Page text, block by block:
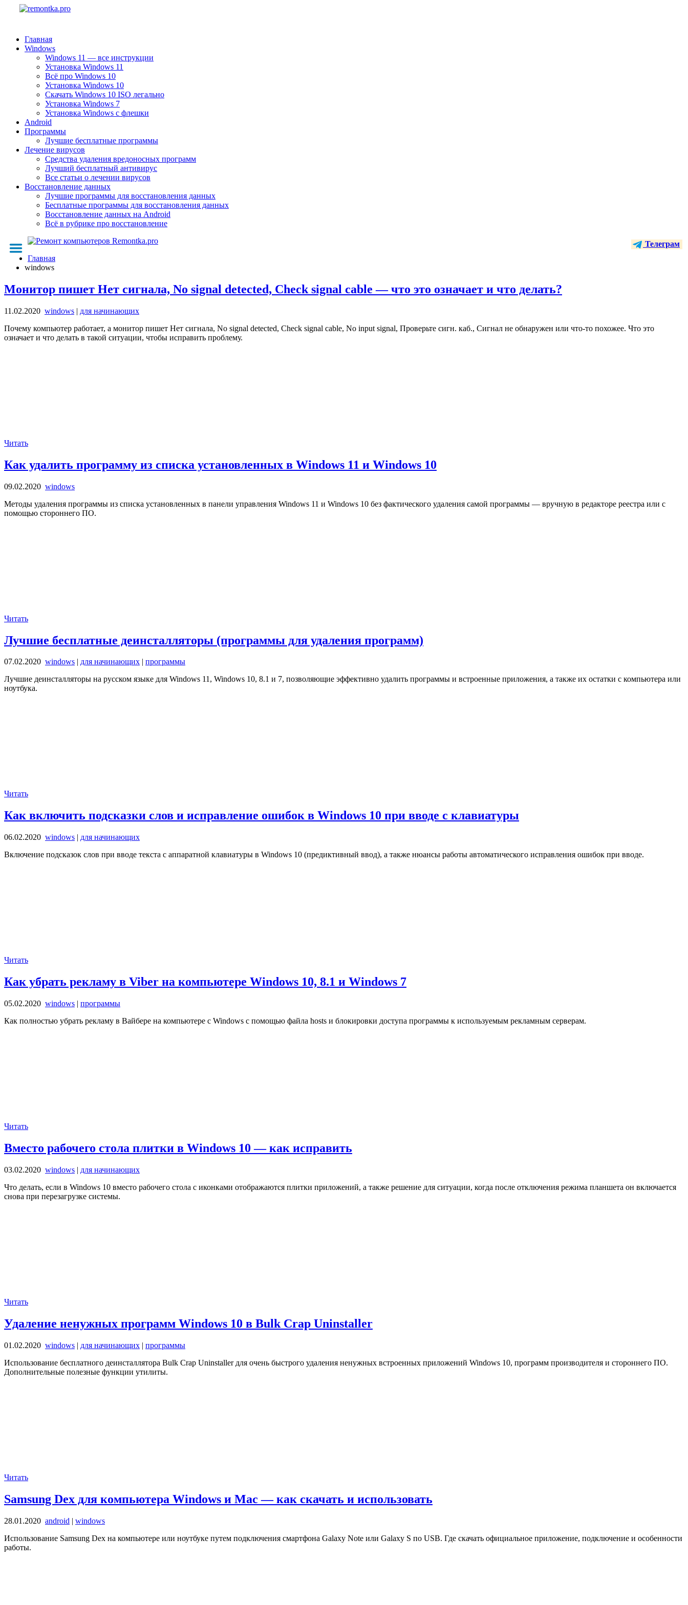
Главная
Windows
Windows 11 — все инструкции
Установка Windows 11
Всё про Windows 10
Установка Windows 10
Скачать Windows 10 ISO легально
Установка Windows 7
Установка Windows с флешки
Android
Программы
Лучшие бесплатные программы
Лечение вирусов
Средства удаления вредоносных программ
Лучший бесплатный антивирус
Все статьи о лечении вирусов
Восстановление данных
Лучшие программы для восстановления данных
Бесплатные программы для восстановления данных
Восстановление данных на Android
Всё в рубрике про восстановление
Телеграм
Главная
windows
Монитор пишет Нет сигнала, No signal detected, Check signal cable — что это означает и что делать?
11.02.2020 windows | для начинающих
Почему компьютер работает, а монитор пишет Нет сигнала, No signal detected, Check signal cable, No input signal, Проверьте сигн. каб., Сигнал не обнаружен или что-то похожее. Что это
означает и что делать в такой ситуации, чтобы исправить проблему.
Читать
Как удалить программу из списка установленных в Windows 11 и Windows 10
09.02.2020 windows
Методы удаления программы из списка установленных в панели управления Windows 11 и Windows 10 без фактического удаления самой программы — вручную в редакторе реестра или с
помощью стороннего ПО.
Читать
Лучшие бесплатные деинсталляторы (программы для удаления программ)
07.02.2020 windows | для начинающих | программы
Лучшие деинсталляторы на русском языке для Windows 11, Windows 10, 8.1 и 7, позволяющие эффективно удалить программы и встроенные приложения, а также их остатки с компьютера или
ноутбука.
Читать
Как включить подсказки слов и исправление ошибок в Windows 10 при вводе с клавиатуры
06.02.2020 windows | для начинающих
Включение подсказок слов при вводе текста с аппаратной клавиатуры в Windows 10 (предиктивный ввод), а также нюансы работы автоматического исправления ошибок при вводе.
Читать
Как убрать рекламу в Viber на компьютере Windows 10, 8.1 и Windows 7
05.02.2020 windows | программы
Как полностью убрать рекламу в Вайбере на компьютере с Windows с помощью файла hosts и блокировки доступа программы к используемым рекламным серверам.
Читать
Вместо рабочего стола плитки в Windows 10 — как исправить
03.02.2020 windows | для начинающих
Что делать, если в Windows 10 вместо рабочего стола с иконками отображаются плитки приложений, а также решение для ситуации, когда после отключения режима планшета он включается
снова при перезагрузке системы.
Читать
Удаление ненужных программ Windows 10 в Bulk Crap Uninstaller
01.02.2020 windows | для начинающих | программы
Использование бесплатного деинсталлятора Bulk Crap Uninstaller для очень быстрого удаления ненужных встроенных приложений Windows 10, программ производителя и стороннего ПО.
Дополнительные полезные функции утилиты.
Читать
Samsung Dex для компьютера Windows и Mac — как скачать и использовать
28.01.2020 android | windows
Использование Samsung Dex на компьютере или ноутбуке путем подключения смартфона Galaxy Note или Galaxy S по USB. Где скачать официальное приложение, подключение и особенности
работы.